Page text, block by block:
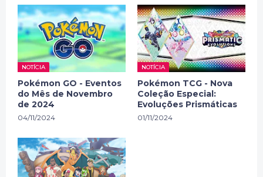
NOTÍCIA
Pokémon GO - Eventos
do Mês de Novembro
de 2024
04/11/2024
NOTÍCIA
Pokémon TCG - Nova
Coleção Especial:
Evoluções Prismáticas
01/11/2024